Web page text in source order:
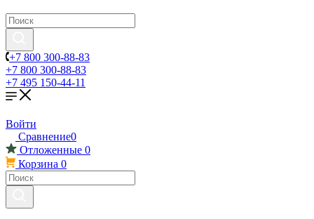
+7 800 300-88-83
+7 800 300-88-83
+7 495 150-44-11
Войти
Сравнение0
Отложенные 0
Корзина 0